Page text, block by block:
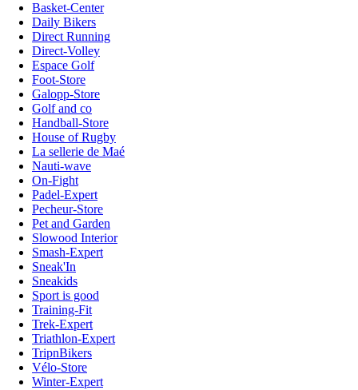
Basket-Center
Daily Bikers
Direct Running
Direct-Volley
Espace Golf
Foot-Store
Galopp-Store
Golf and co
Handball-Store
House of Rugby
La sellerie de Maé
Nauti-wave
On-Fight
Padel-Expert
Pecheur-Store
Pet and Garden
Slowood Interior
Smash-Expert
Sneak'In
Sneakids
Sport is good
Training-Fit
Trek-Expert
Triathlon-Expert
TripnBikers
Vélo-Store
Winter-Expert